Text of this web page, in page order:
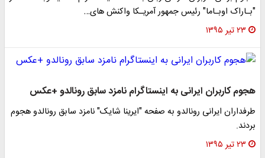
"بـاراک اوبـاما" رئیس جمهور آمریـکا واکنش های…
۲۳ تیر ۱۳۹۵
هجوم کاربران ایرانی به اینستاگرام نامزد سابق رونالدو +عکس
طرفداران ایرانی رونالدو به صفحه "ایرینا شایک" نامزد سابق رونالدو هجوم
بردند.
۲۳ تیر ۱۳۹۵